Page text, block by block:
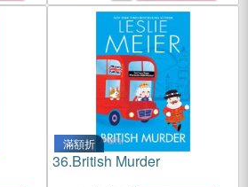
滿額折
36.British Murder